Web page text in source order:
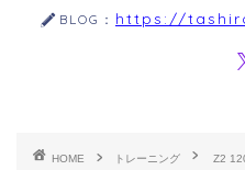
BLOG： https://
HOME トレーニング Z2